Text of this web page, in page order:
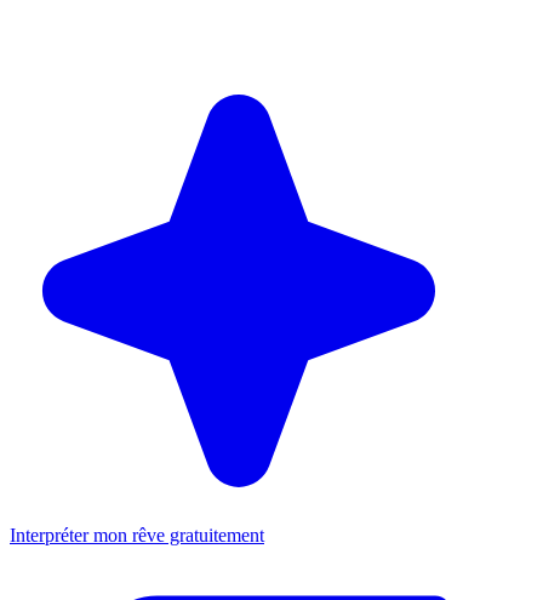
Interpréter mon rêve gratuitement